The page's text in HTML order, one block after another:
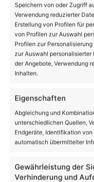
Speichern von oder Zugriff
Verwendung reduzierter
Erstellung von Profilen für
von Profilen zur Auswahl
Profilen zur
zur Auswahl personalisierter
der Angebote, Verwendung
Inhalten.
Eigenschaften
Abgleichung und
unterschiedlichen Quellen,
Endgeräte, Identifikation
automatisch übermittelter
Gewährleistung der
Verhinderung und
Grubenvogel –